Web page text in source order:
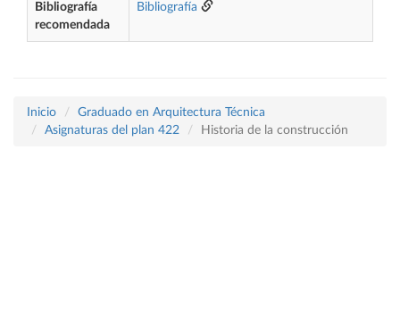
Bibliografía
recomendada
Bibliografía
Inicio
Graduado en Arquitectura Técnica
Asignaturas del plan 422
Historia de la construcción